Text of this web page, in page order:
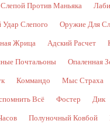
Слепой Против Маньяка
Удар Слепого Оружие Для
Жрица Адский Расчет
Почтальоны Опаленная
Коммандо Мыс Страха
Всё Фостер Дик
Полуночный Ковбой